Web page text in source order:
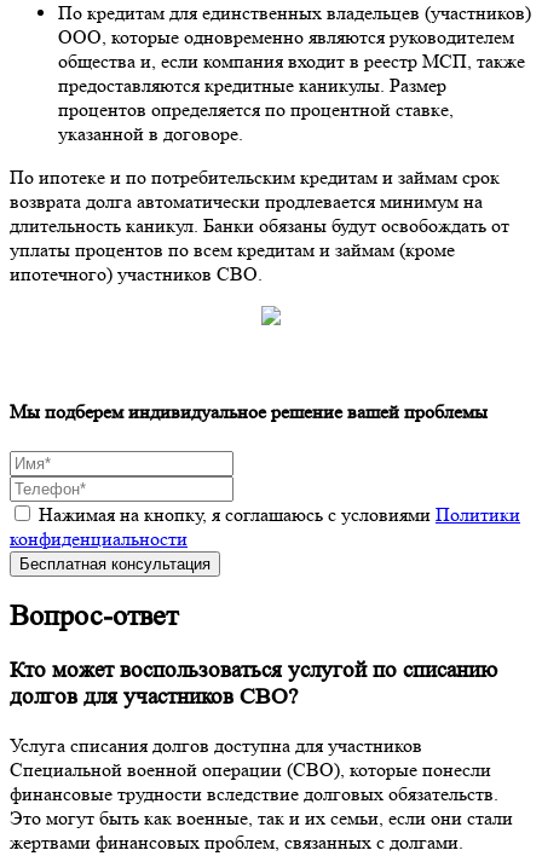
По кредитам для единственных владельцев (участников)
ООО, которые одновременно являются руководителем
общества и, если компания входит в реестр МСП, также
предоставляются кредитные каникулы. Размер
процентов определяется по процентной ставке,
указанной в договоре.
По ипотеке и по потребительским кредитам и займам срок
возврата долга автоматически продлевается минимум на
длительность каникул. Банки обязаны будут освобождать от
уплаты процентов по всем кредитам и займам (кроме
ипотечного) участников СВО.
Мы подберем индивидуальное решение вашей проблемы
Нажимая на кнопку, я соглашаюсь с условиями Политики
конфиденциальности
Бесплатная консультация
Вопрос-ответ
Кто может воспользоваться услугой по списанию
долгов для участников СВО?
Услуга списания долгов доступна для участников
Специальной военной операции (СВО), которые понесли
финансовые трудности вследствие долговых обязательств.
Это могут быть как военные, так и их семьи, если они стали
жертвами финансовых проблем, связанных с долгами.